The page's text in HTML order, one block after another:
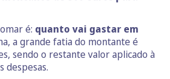
é: quanto vai gastar em
a grande fatia do montante é
sendo o restante valor aplicado à
despesas.